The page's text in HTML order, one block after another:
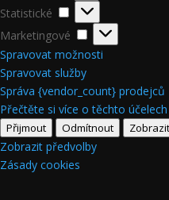
Statistické
Statistické
Marketingové
Marketingové
Spravovat možnosti
Spravovat služby
Správa {vendor_count} prodejců
Přečtěte si více o těchto účelech
Přijmout Odmítnout
Zobrazit předvolby
Zásady cookies